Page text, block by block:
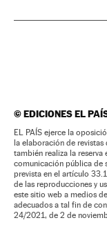
©EDICIONES EL
EL PAÍS ejerce la
la elaboración de
también realiza la
comunicación pública de
prevista en el artículo
de las reproducciones y
este sitio web a medios
adecuados a tal fin de
24/2021, de 2 de